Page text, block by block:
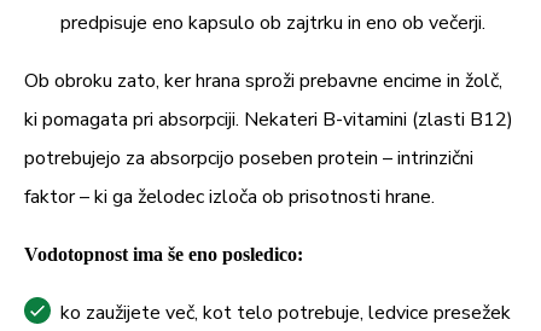
predpisuje eno kapsulo ob zajtrku in eno ob večerji.
Ob obroku zato, ker hrana sproži prebavne encime in žolč,
ki pomagata pri absorpciji. Nekateri B-vitamini (zlasti B12)
potrebujejo za absorpcijo poseben protein – intrinzični
faktor – ki ga želodec izloča ob prisotnosti hrane.
Vodotopnost ima še eno posledico:
ko zaužijete več, kot telo potrebuje, ledvice presežek